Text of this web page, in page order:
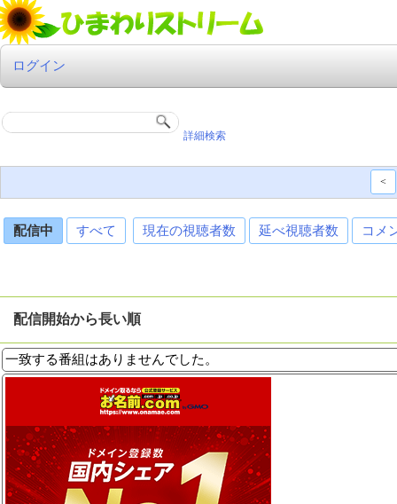
ログイン
詳細検索
<
配信中 すべて 現在の視聴者数 延べ視聴者数 コメ
配信開始から長い順
一致する番組はありませんでした。